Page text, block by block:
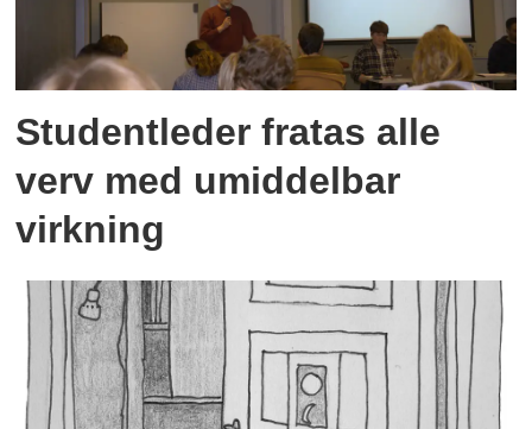
Studentleder fratas alle
verv med umiddelbar
virkning